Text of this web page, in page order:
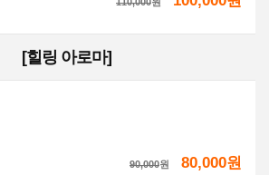
[힐링 아로마]
90,000원 80,000원